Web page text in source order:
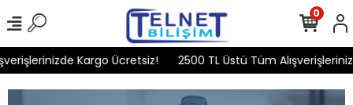
Kargo Ücretsiz! 2500 TL Üstü Tüm
0